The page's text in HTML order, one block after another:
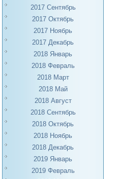
2017 Сентябрь
2017 Октябрь
2017 Ноябрь
2017 Декабрь
2018 Январь
2018 Февраль
2018 Март
2018 Май
2018 Август
2018 Сентябрь
2018 Октябрь
2018 Ноябрь
2018 Декабрь
2019 Январь
2019 Февраль